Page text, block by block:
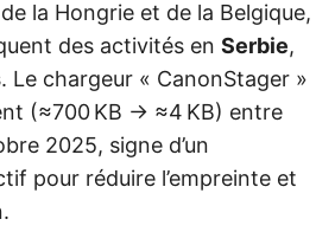
la Hongrie et de la Belgique,
des activités en Serbie,
. Le chargeur « CanonStager »
(≈700 KB → ≈4 KB) entre
2025, signe d’un
pour réduire l’empreinte et